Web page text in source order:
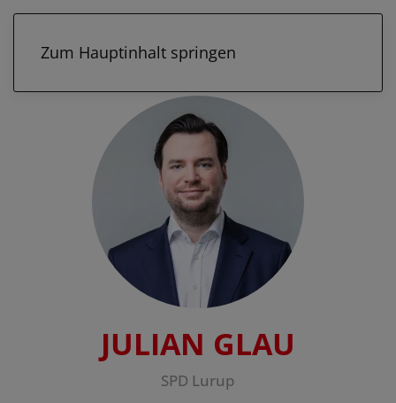
Zum Hauptinhalt springen
JULIAN GLAU
SPD Lurup